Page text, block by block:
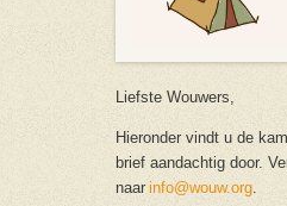
Liefste Wouwers,
Hieronder vindt u de
brief aandachtig door.
naarinfo@wouw.org